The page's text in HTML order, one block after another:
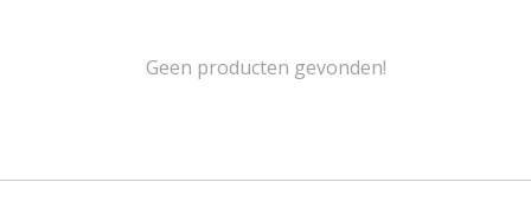
Geen producten gevonden!